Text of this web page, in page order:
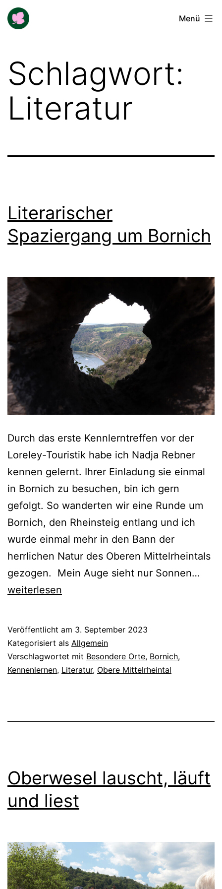
Zum
Inhalt
Buga-
Menü
Schlagwort:
Literatur
Literarischer
Spaziergang um Bornich
Durch das erste Kennlerntreffen vor der
Loreley-Touristik habe ich Nadja Rebner
kennen gelernt. Ihrer Einladung sie einmal
in Bornich zu besuchen, bin ich gern
gefolgt. So wanderten wir eine Runde um
Bornich, den Rheinsteig entlang und ich
wurde einmal mehr in den Bann der
herrlichen Natur des Oberen Mittelrheintals
gezogen. Mein Auge sieht nur Sonnen…
weiterlesen
Veröffentlicht am 3. September 2023
Kategorisiert als Allgemein
Verschlagwortet mit Besondere Orte, Bornich,
Kennenlernen, Literatur, Obere Mittelrheintal
Oberwesel lauscht, läuft
und liest